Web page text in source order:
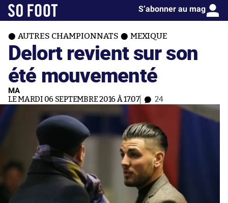
S’abonner au mag
AUTRES CHAMPIONNATS MEXIQUE
Delort revient sur son
été mouvementé
MA
LE MARDI 06 SEPTEMBRE 2016 À 17:07 24